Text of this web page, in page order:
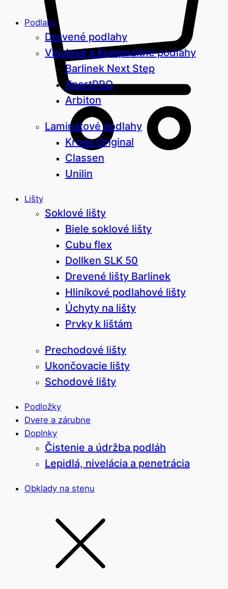
Podlahy
Drevené podlahy
Vinylové a Kompozitné podlahy
Barlinek Next Step
XpertPRO
Arbiton
Laminátové podlahy
Krono Original
Classen
Unilin
Lišty
Soklové lišty
Biele soklové lišty
Cubu flex
Dollken SLK 50
Drevené lišty Barlinek
Hliníkové podlahové lišty
Úchyty na lišty
Prvky k lištám
Prechodové lišty
Ukončovacie lišty
Schodové lišty
Podložky
Dvere a zárubne
Doplnky
Čistenie a údržba podláh
Lepidlá, nivelácia a penetrácia
Obklady na stenu